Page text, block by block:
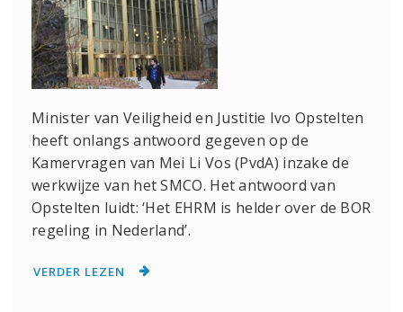
Minister van Veiligheid en Justitie Ivo Opstelten
heeft onlangs antwoord gegeven op de
Kamervragen van Mei Li Vos (PvdA) inzake de
werkwijze van het SMCO. Het antwoord van
Opstelten luidt: ‘Het EHRM is helder over de BOR
regeling in Nederland’.
VERDER LEZEN